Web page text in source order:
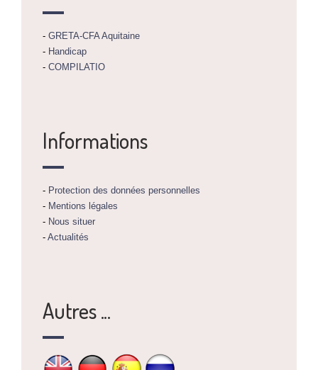
- GRETA-CFA Aquitaine
- Handicap
- COMPILATIO
Informations
- Protection des données personnelles
- Mentions légales
- Nous situer
- Actualités
Autres ...